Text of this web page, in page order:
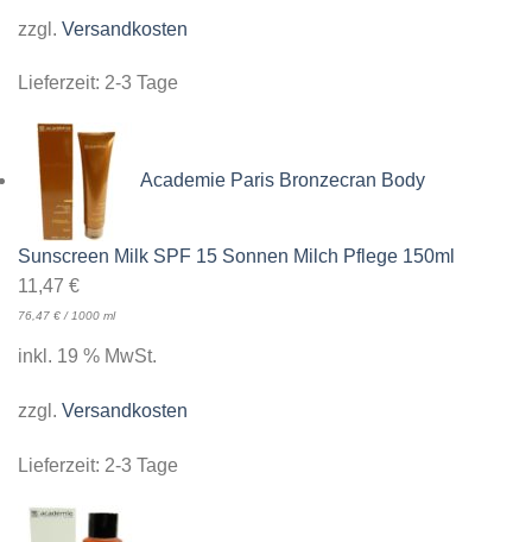
zzgl. Versandkosten
Lieferzeit: 2-3 Tage
Academie Paris Bronzecran Body
Sunscreen Milk SPF 15 Sonnen Milch Pflege 150ml
11,47 €
76,47 € / 1000 ml
inkl. 19 % MwSt.
zzgl. Versandkosten
Lieferzeit: 2-3 Tage